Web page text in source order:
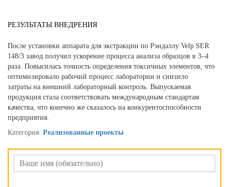
РЕЗУЛЬТАТЫ ВНЕДРЕНИЯ
После установки аппарата для экстракции по Рэндаллу Velp SER
148/3 завод получил ускорение процесса анализа образцов в 3–4
раза. Повысилась точность определения токсичных элементов, что
оптимизировало рабочий процесс лаборатории и снизило
затраты на внешний лабораторный контроль. Выпускаемая
продукция стала соответствовать международным стандартам
качества, что конечно же сказалось на конкурентоспособности
предприятия.
Категория: Реализованные проекты